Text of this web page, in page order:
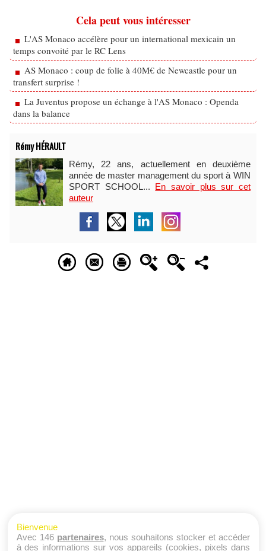
Cela peut vous intéresser
L'AS Monaco accélère pour un international mexicain un
temps convoité par le RC Lens
AS Monaco : coup de folie à 40M€ de Newcastle pour un
transfert surprise !
La Juventus propose un échange à l'AS Monaco : Openda
dans la balance
Rémy HÉRAULT
Rémy, 22 ans, actuellement en deuxième
année de master management du sport à WIN
SPORT SCHOOL... En savoir plus sur cet
auteur
Bienvenue
Avec 146 partenaires, nous souhaitons stocker et accéder
à des informations sur vos appareils (cookies, pixels dans